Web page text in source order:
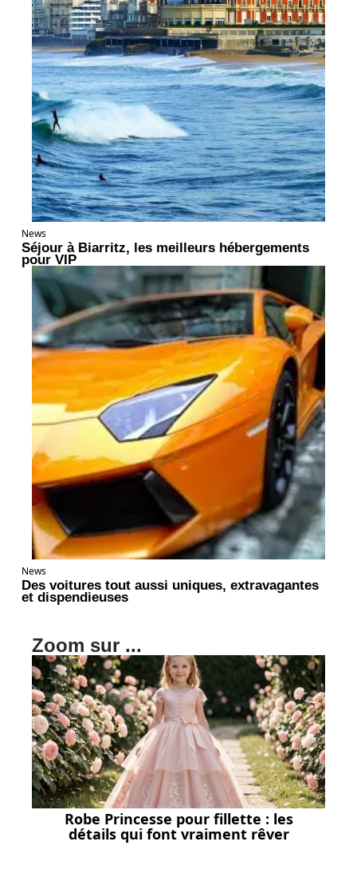
News
Séjour à Biarritz, les meilleurs hébergements
pour VIP
News
Des voitures tout aussi uniques, extravagantes
et dispendieuses
Zoom sur ...
Robe Princesse pour fillette : les
détails qui font vraiment rêver